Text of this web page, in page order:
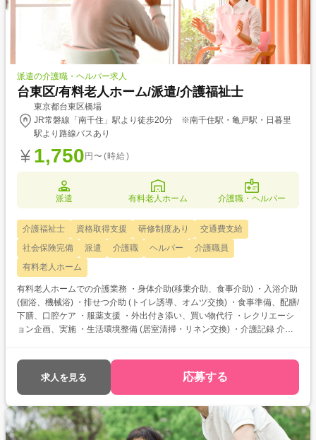
派遣の介護職・ヘルパー求人
台東区/有料老人ホーム/派遣/介護福祉士
東京都台東区橋場
JR常磐線「南千住」駅より徒歩20分 ※南千住駅・亀戸駅・日暮里
駅より路線バスあり
1,750 円〜(時給)
派遣 有料老人ホーム 介護職・ヘルパー
介護福祉士 資格取得支援 研修制度あり
交通費支給
社会保険完備
派遣 介護職 ヘルパー
介護職員
有料老人ホーム
有料老人ホームでの介護業務 ・身体介助(移乗介助、食事介助) ・入浴介助
(個浴、機械浴) ・排せつ介助 (トイレ誘導、オムツ交換) ・食事準備、配膳/
下膳、口腔ケア ・服薬支援 ・外出付き添い、買い物代行 ・レクリエーシ
ョン企画、実施 ・生活環境整備 (居室清掃・リネン交換) ・介護記録 介護
経験の施設で働きたい) ・対人スキルアップ (幅広20代～60代活躍中の職
場でコミュニケーション力を磨きたい)
求人を見る 応募する